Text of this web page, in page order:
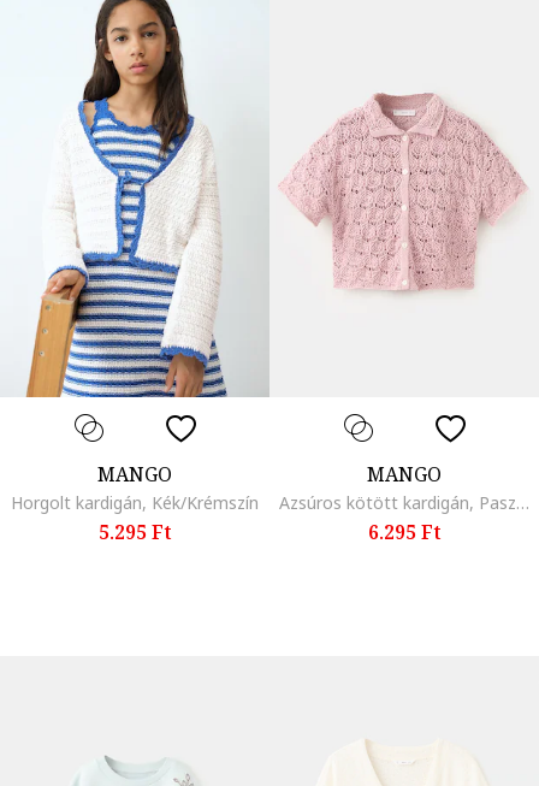
MANGO
Horgolt kardigán, Kék/Krémszín
5.295 Ft
MANGO
Azsúros kötött kardigán, Pasztellrózsaszín
6.295 Ft